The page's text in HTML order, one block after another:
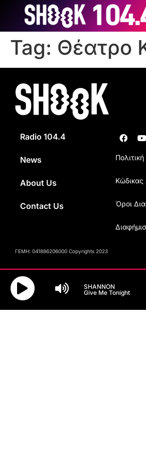
Tag: Θέατρο
Radio 104.4
News
About Us
Contact Us
Κώδικας
Όροι
ΓΕΜΗ: 041886206000 Copyrights 2023
SHANNON
Give Me Tonight